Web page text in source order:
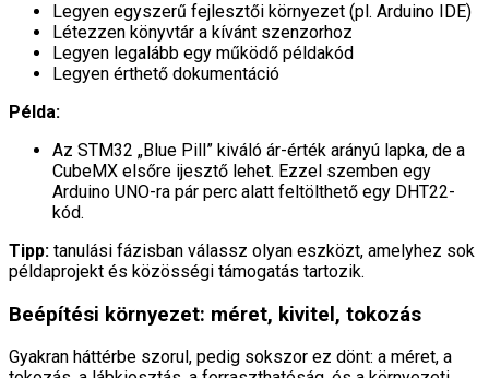
Legyen egyszerű fejlesztői környezet (pl. Arduino IDE)
Létezzen könyvtár a kívánt szenzorhoz
Legyen legalább egy működő példakód
Legyen érthető dokumentáció
Példa:
Az STM32 „Blue Pill” kiváló ár-érték arányú lapka, de a
CubeMX elsőre ijesztő lehet. Ezzel szemben egy
Arduino UNO-ra pár perc alatt feltölthető egy DHT22-
kód.
Tipp: tanulási fázisban válassz olyan eszközt, amelyhez sok
példaprojekt és közösségi támogatás tartozik.
Beépítési környezet: méret, kivitel, tokozás
Gyakran háttérbe szorul, pedig sokszor ez dönt: a méret, a